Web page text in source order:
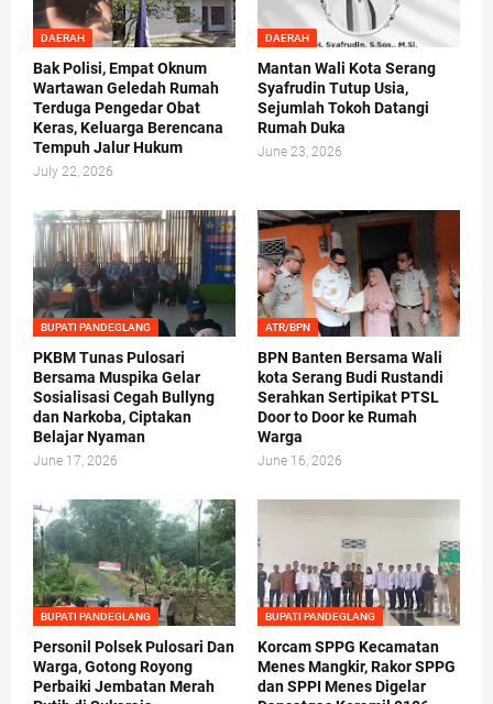
DAERAH
Bak Polisi, Empat Oknum
Wartawan Geledah Rumah
Terduga Pengedar Obat
Keras, Keluarga Berencana
Tempuh Jalur Hukum
July 22, 2026
DAERAH
Mantan Wali Kota Serang
Syafrudin Tutup Usia,
Sejumlah Tokoh Datangi
Rumah Duka
June 23, 2026
BUPATI PANDEGLANG
PKBM Tunas Pulosari
Bersama Muspika Gelar
Sosialisasi Cegah Bullyng
dan Narkoba, Ciptakan
Belajar Nyaman
June 17, 2026
ATR/BPN
BPN Banten Bersama Wali
kota Serang Budi Rustandi
Serahkan Sertipikat PTSL
Door to Door ke Rumah
Warga
June 16, 2026
BUPATI PANDEGLANG
Personil Polsek Pulosari Dan
Warga, Gotong Royong
Perbaiki Jembatan Merah
BUPATI PANDEGLANG
Korcam SPPG Kecamatan
Menes Mangkir, Rakor SPPG
dan SPPI Menes Digelar